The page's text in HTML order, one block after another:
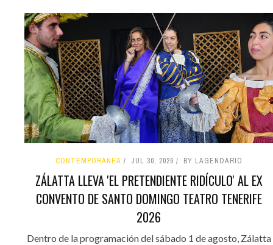
CONTEMPORÁNEA JUL 30, 2026 BY LAGENDARIO
ZÁLATTA LLEVA 'EL PRETENDIENTE RIDÍCULO' AL EX
CONVENTO DE SANTO DOMINGO TEATRO TENERIFE
2026
Dentro de la programación del sábado 1 de agosto, Zálatta